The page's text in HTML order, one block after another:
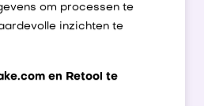
om processen te
inzichten te
en Retool te